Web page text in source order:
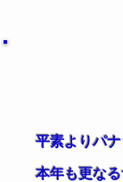
平素よりパ
本年も更な